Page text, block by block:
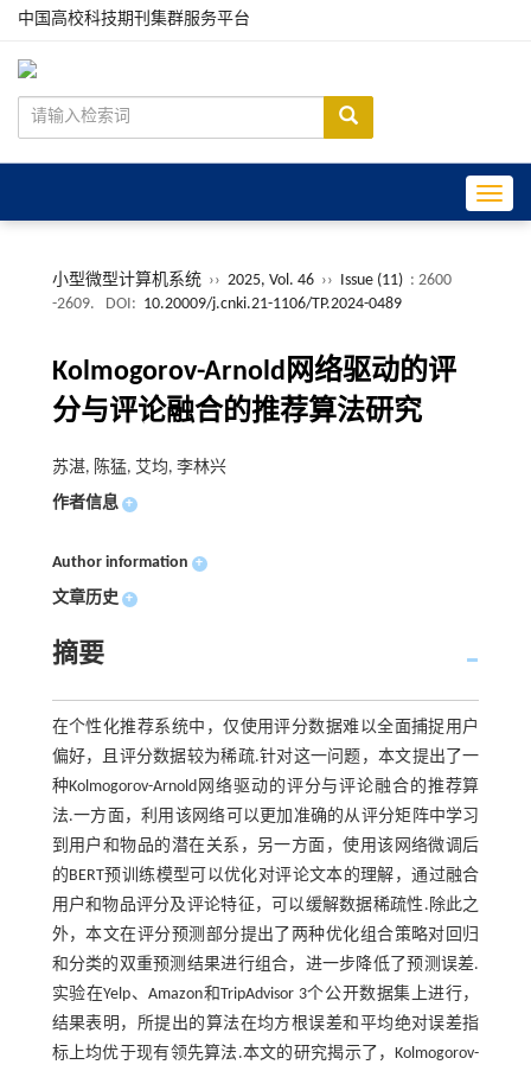
中国高校科技期刊集群服务平台
小型微型计算机系统 ›› 2025, Vol. 46 ›› Issue (11) : 2600
-2609.
DOI: 10.20009/j.cnki.21-1106/TP.2024-0489
Kolmogorov-Arnold网络驱动的评
分与评论融合的推荐算法研究
苏湛, 陈猛, 艾均, 李林兴
作者信息 +
Author information +
文章历史 +
摘要
在个性化推荐系统中，仅使用评分数据难以全面捕捉用户
偏好，且评分数据较为稀疏.针对这一问题，本文提出了一
种Kolmogorov-Arnold网络驱动的评分与评论融合的推荐算
法.一方面，利用该网络可以更加准确的从评分矩阵中学习
到用户和物品的潜在关系，另一方面，使用该网络微调后
的BERT预训练模型可以优化对评论文本的理解，通过融合
用户和物品评分及评论特征，可以缓解数据稀疏性.除此之
外，本文在评分预测部分提出了两种优化组合策略对回归
和分类的双重预测结果进行组合，进一步降低了预测误差.
实验在Yelp、Amazon和TripAdvisor 3个公开数据集上进行，
结果表明，所提出的算法在均方根误差和平均绝对误差指
标上均优于现有领先算法.本文的研究揭示了，Kolmogorov-